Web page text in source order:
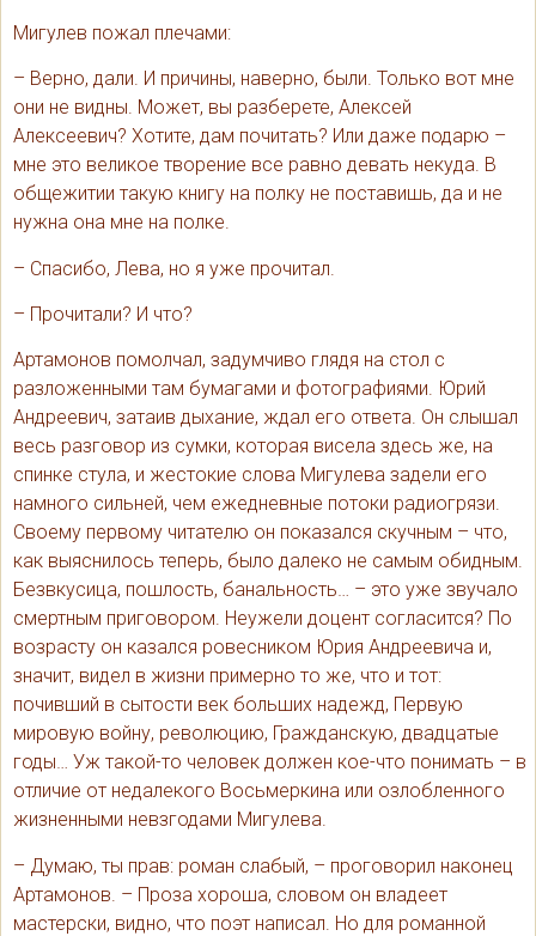
Мигулев пожал плечами:
– Верно, дали. И причины, наверно, были. Только вот мне
они не видны. Может, вы разберете, Алексей
Алексеевич? Хотите, дам почитать? Или даже подарю –
мне это великое творение все равно девать некуда. В
общежитии такую книгу на полку не поставишь, да и не
нужна она мне на полке.
– Спасибо, Лева, но я уже прочитал.
– Прочитали? И что?
Артамонов помолчал, задумчиво глядя на стол с
разложенными там бумагами и фотографиями. Юрий
Андреевич, затаив дыхание, ждал его ответа. Он слышал
весь разговор из сумки, которая висела здесь же, на
спинке стула, и жестокие слова Мигулева задели его
намного сильней, чем ежедневные потоки радиогрязи.
Своему первому читателю он показался скучным – что,
как выяснилось теперь, было далеко не самым обидным.
Безвкусица, пошлость, банальность… – это уже звучало
смертным приговором. Неужели доцент согласится? По
возрасту он казался ровесником Юрия Андреевича и,
значит, видел в жизни примерно то же, что и тот:
почивший в сытости век больших надежд, Первую
мировую войну, революцию, Гражданскую, двадцатые
годы… Уж такой-то человек должен кое-что понимать – в
отличие от недалекого Восьмеркина или озлобленного
жизненными невзгодами Мигулева.
– Думаю, ты прав: роман слабый, – проговорил наконец
Артамонов. – Проза хороша, словом он владеет
мастерски, видно, что поэт написал. Но для романной